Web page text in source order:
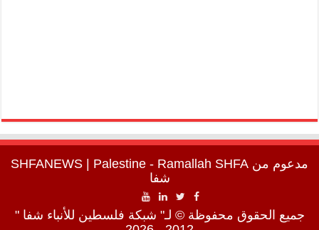
مدعوم من SHFANEWS | Palestine - Ramallah SHFA
شفا
جميع الحقوق محفوظة © لـ" شبكة فلسطين للأنباء شفا "